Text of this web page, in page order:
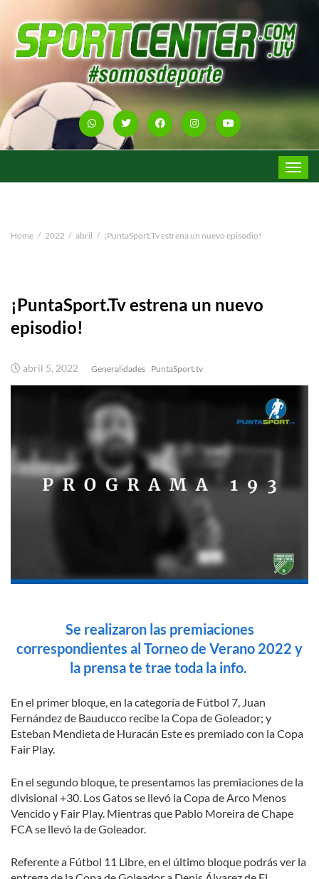
Toggle
Home 2022 abril ¡PuntaSport.Tv estrena un nuevo episodio!
¡PuntaSport.Tv estrena un nuevo
episodio!
abril 5, 2022 Generalidades PuntaSport.tv
Se realizaron las premiaciones
correspondientes al Torneo de Verano 2022 y
la prensa te trae toda la info.
En el primer bloque, en la categoría de Fútbol 7, Juan
Fernández de Bauducco recibe la Copa de Goleador; y
Esteban Mendieta de Huracán Este es premiado con la Copa
Fair Play.
En el segundo bloque, te presentamos las premiaciones de la
divisional +30. Los Gatos se llevó la Copa de Arco Menos
Vencido y Fair Play. Mientras que Pablo Moreira de Chape
FCA se llevó la de Goleador.
Referente a Fútbol 11 Libre, en el último bloque podrás ver la